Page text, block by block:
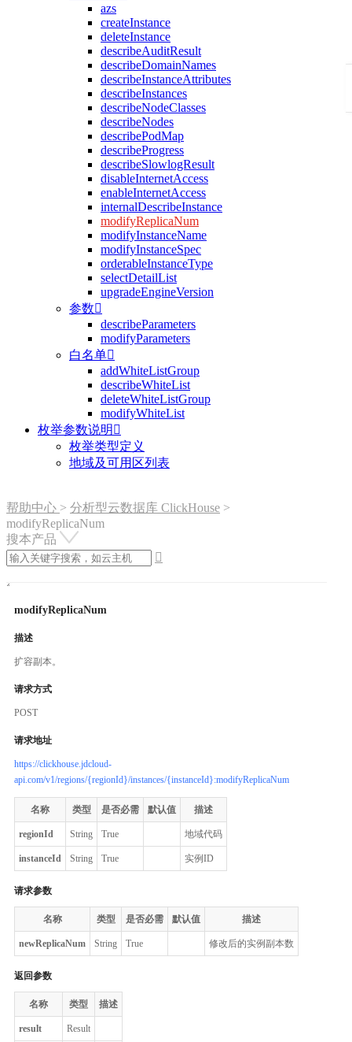
azs
createInstance
deleteInstance
describeAuditResult
describeDomainNames
describeInstanceAttributes
describeInstances
describeNodeClasses
describeNodes
describePodMap
describeProgress
describeSlowlogResult
disableInternetAccess
enableInternetAccess
internalDescribeInstance
modifyReplicaNum
modifyInstanceName
modifyInstanceSpec
orderableInstanceType
selectDetailList
upgradeEngineVersion
参数
describeParameters
modifyParameters
白名单
addWhiteListGroup
describeWhiteList
deleteWhiteListGroup
modifyWhiteList
枚举参数说明 
枚举类型定义
地域及可用区列表
帮助中心 > 分析型云数据库 ClickHouse >
modifyReplicaNum
搜本产品

modifyReplicaNum
描述
扩容副本。
请求方式
POST
请求地址
https://clickhouse.jdcloud-
api.com/v1/regions/{regionId}/instances/{instanceId}:modifyReplicaNum
名称 类型 是否必需 默认值 描述
regionId String True 地域代码
instanceId String True 实例ID
请求参数
名称 类型 是否必需 默认值 描述
newReplicaNum String True 修改后的实例副本数
返回参数
名称 类型 描述
result Result